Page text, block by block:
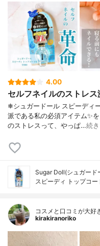
4.00
セルフネイルのストレス
❄シュガードール スピーディ
派である私の必須アイテム✨
のストレスって、やっぱ…続
Sugar Doll(シュガード
スピーディ トップコー
コスメと口コミが大好
kirakiranoriko